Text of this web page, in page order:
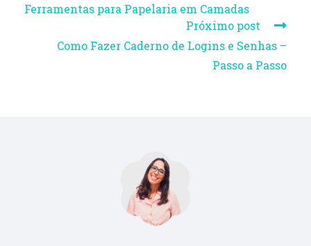
Ferramentas para Papelaria em Camadas
Próximo post
Como Fazer Caderno de Logins e Senhas –
Passo a Passo